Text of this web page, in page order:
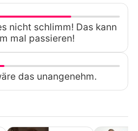
nicht schlimm! Das kann
mal passieren!
das unangenehm.